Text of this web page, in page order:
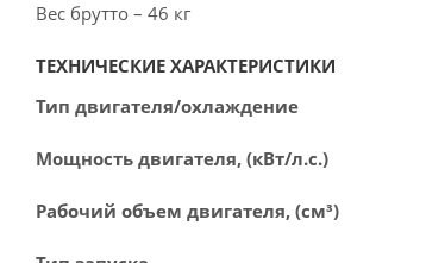
Вес брутто – 46 кг
ТЕХНИЧЕСКИЕ ХАРАКТЕРИСТИКИ
Тип двигателя/охлаждение
Мощность двигателя, (кВт/л.с.)
Рабочий объем двигателя, (см³)